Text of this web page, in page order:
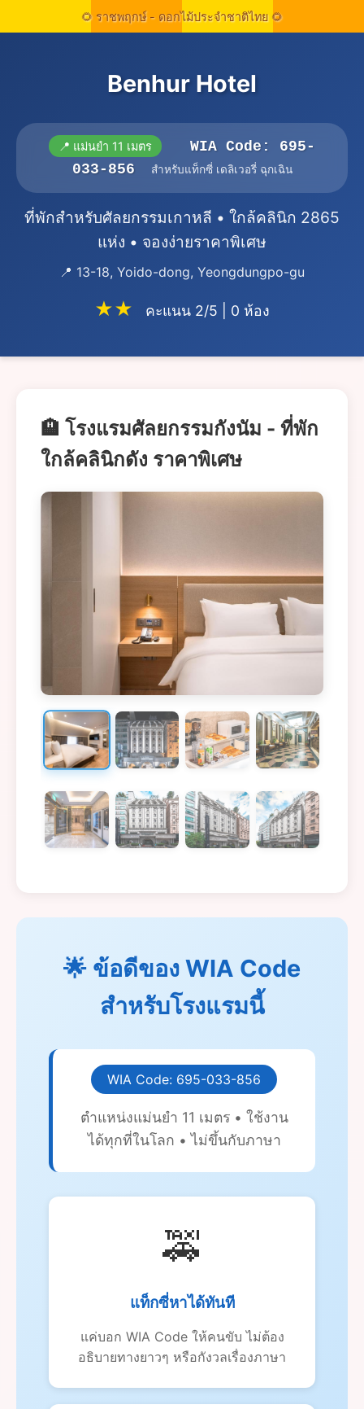
Benhur Hotel
📍 แม่นยำ 11 เมตร
WIA Code: 695-
033-856
สำหรับแท็กซี่ เดลิเวอรี่ ฉุกเฉิน
ที่พักสำหรับศัลยกรรมเกาหลี • ใกล้คลินิก 2865
แห่ง • จองง่ายราคาพิเศษ
📍 13-18, Yoido-dong, Yeongdungpo-gu
★★ คะแนน 2/5 | 0 ห้อง
🏨 โรงแรมศัลยกรรมกังนัม - ที่พัก
ใกล้คลินิกดัง ราคาพิเศษ
🌟 ข้อดีของ WIA Code
สำหรับโรงแรมนี้
WIA Code: 695-033-856
ตำแหน่งแม่นยำ 11 เมตร • ใช้งาน
ได้ทุกที่ในโลก • ไม่ขึ้นกับภาษา
🚕
แท็กซี่หาได้ทันที
แค่บอก WIA Code ให้คนขับ ไม่ต้อง
อธิบายทางยาวๆ หรือกังวลเรื่องภาษา